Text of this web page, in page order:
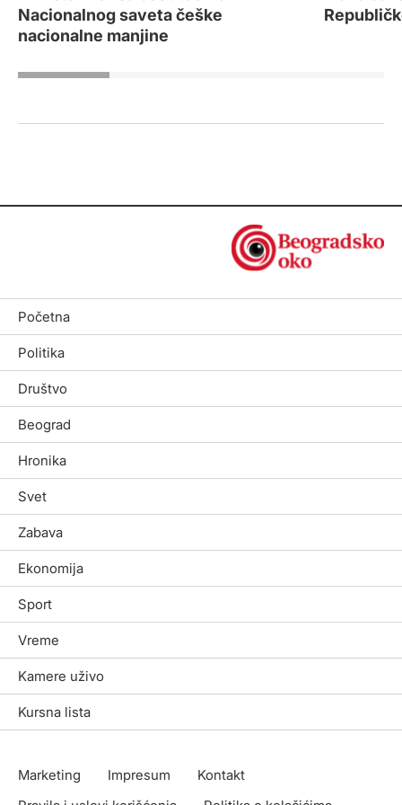
Nacionalnog saveta češke
nacionalne manjine
Početna
Politika
Društvo
Beograd
Hronika
Svet
Zabava
Ekonomija
Sport
Vreme
Kamere uživo
Kursna lista
Marketing Impresum
Kontakt